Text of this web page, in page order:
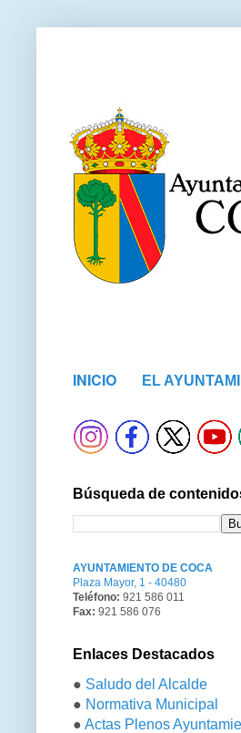
INICIO EL
Búsqueda de
AYUNTAMIENTO DE COCA
Plaza Mayor, 1 - 40480
Teléfono: 921 586 011
Fax: 921 586 076
Enlaces Destacados
● Saludo del Alcalde
● Normativa Municipal
● Actas Plenos